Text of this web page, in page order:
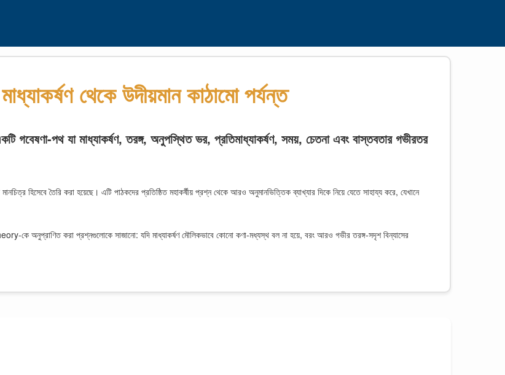
থেকে উদীয়মান কাঠামো পর্যন্ত
পথ যা মাধ্যাকর্ষণ, তরঙ্গ, অনুপস্থিত ভর, প্রতিমাধ্যাকর্ষণ, সময়, চেতনা এবং বাস্তবতার গভীরতর
হিসেবে তৈরি করা হয়েছে। এটি পাঠকদের প্রতিষ্ঠিত মহাকর্ষীয় প্রশ্ন থেকে আরও অনুমানভিত্তিক ব্যাখ্যার দিকে নিয়ে যেতে সাহায্য করে, যেখানে
কে অনুপ্রাণিত করা প্রশ্নগুলোকে সাজানো: যদি মাধ্যাকর্ষণ মৌলিকভাবে কোনো কণা-মধ্যস্থ বল না হয়ে, বরং আরও গভীর তরঙ্গ-সদৃশ বিন্যাসের